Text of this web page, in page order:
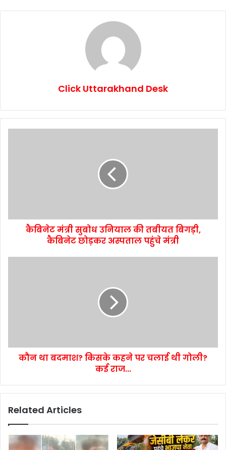
Click Uttarakhand Desk
कैबिनेट मंत्री सुबोध उनियाल की तबीयत बिगड़ी,
कैबिनेट छोड़कर अस्पताल पहुंचे मंत्री
कौन था बदमाश? किसके कहने पर चलाई थी गोली?
कई राज...
Related Articles